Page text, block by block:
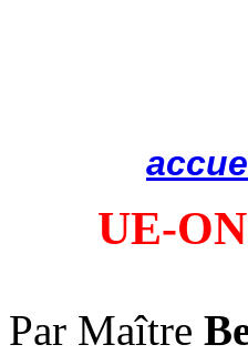
UE-
Par Maître